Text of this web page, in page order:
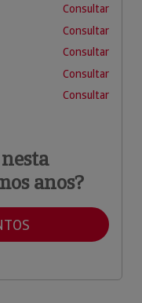
Consultar
Consultar
Consultar
Consultar
Consultar
anos?